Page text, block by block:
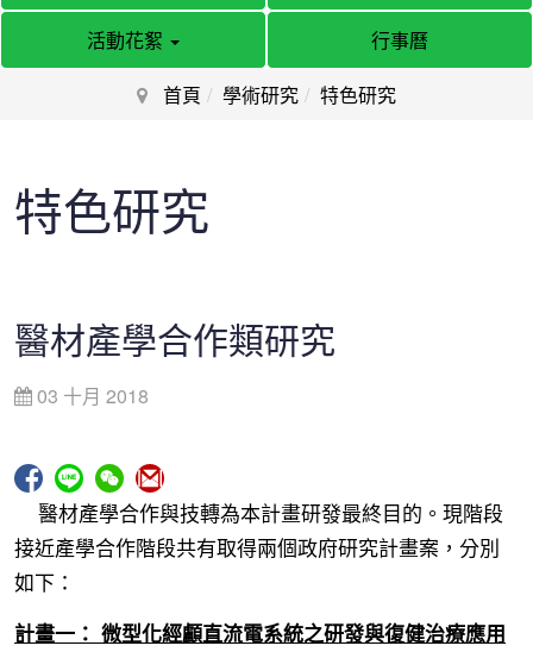
活動花絮
行事曆
首頁
學術研究 特色研究
特色研究
醫材產學合作類研究
03 十月 2018
醫材產學合作與技轉為本計畫研發最終目的。現階段
接近產學合作階段共有取得兩個政府研究計畫案，分別
如下：
計畫一： 微型化經顱直流電系統之研發與復健治療應用